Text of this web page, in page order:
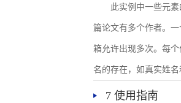
此实例中一些元
篇论文有多个作者。
箱允许出现多次。每
名的存在，如真实姓
7 使用指南